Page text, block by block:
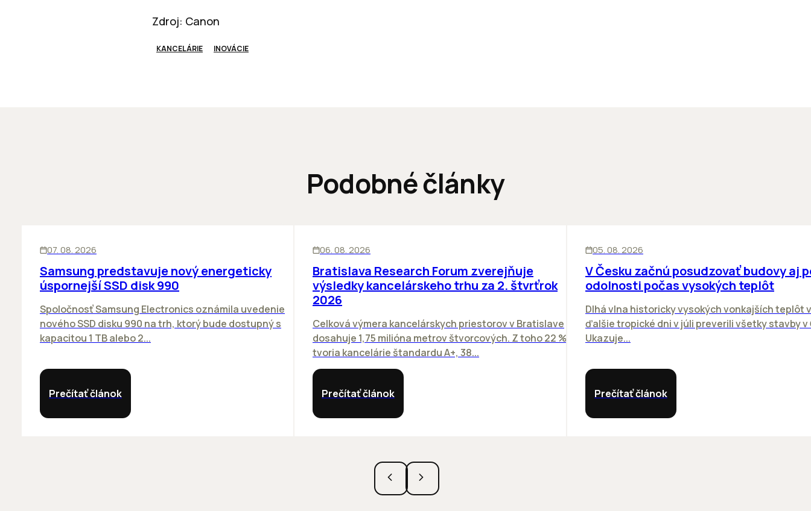
Zdroj: Canon
KANCELÁRIE INOVÁCIE
Podobné články
07. 08. 2026
Samsung predstavuje nový energeticky
úspornejší SSD disk 990
Spoločnosť Samsung Electronics oznámila uvedenie
nového SSD disku 990 na trh, ktorý bude dostupný s
kapacitou 1 TB alebo 2...
Prečítať článok
06. 08. 2026
Bratislava Research Forum zverejňuje
výsledky kancelárskeho trhu za 2. štvrťrok
2026
Celková výmera kancelárskych priestorov v Bratislave
dosahuje 1,75 milióna metrov štvorcových. Z toho 22 %
tvoria kancelárie štandardu A+, 38...
Prečítať článok
05. 08. 2026
V Česku začnú posudzovať budovy aj
odolnosti počas vysokých teplôt
Dlhá vlna historicky vysokých vonkajších teplôt
ďalšie tropické dni v júli preverili všetky stavby v
Ukazuje...
Prečítať článok